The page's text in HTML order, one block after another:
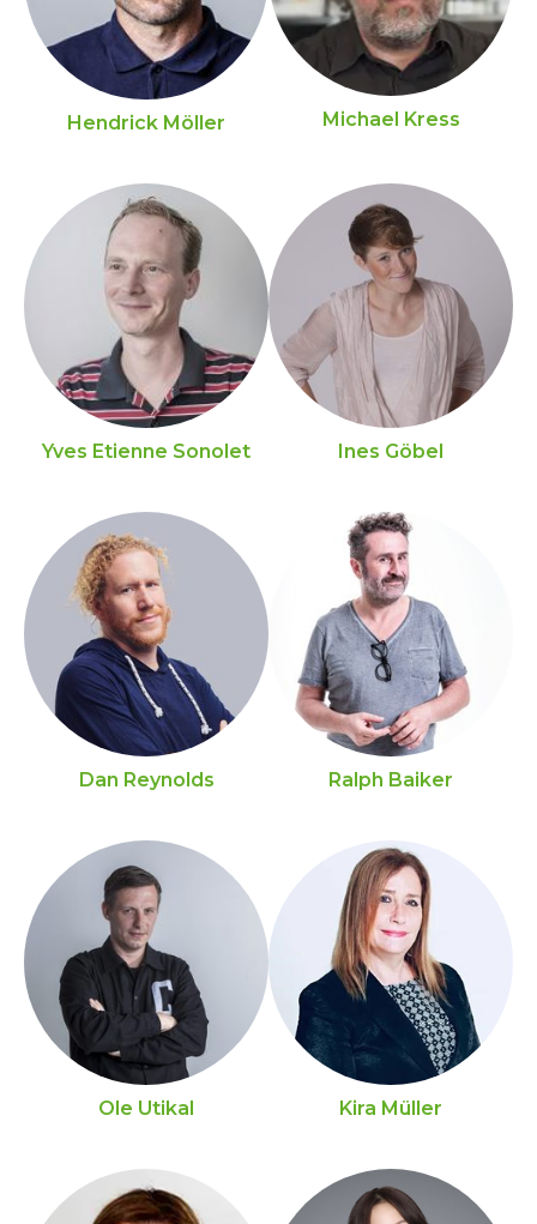
Hendrick Möller Michael Kress
Yves Etienne Sonolet Ines Göbel
Dan Reynolds Ralph Baiker
Ole Utikal Kira Müller